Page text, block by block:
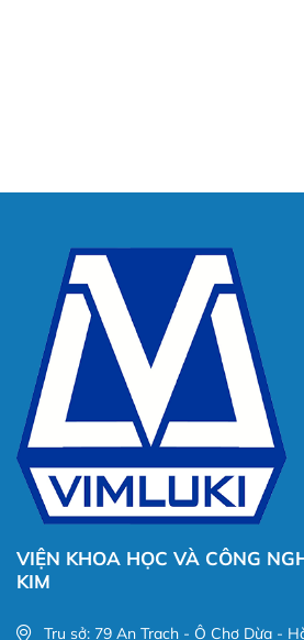
VIỆN KHOA HỌC VÀ CÔNG
KIM
Trụ sở: 79 An Trạch - Ô Chợ Dừa -